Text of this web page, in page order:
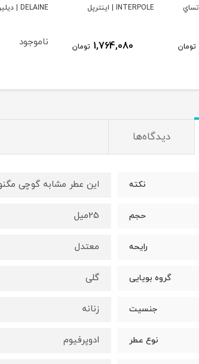
تومان
INTERPOLE | اينترپل
1,764,080 تومان
DELAINE | ديلين
ناموجود
دیدگاه‌ها
نكته اين عطر مشابه گوچى
حجم 25ميل
رايحه معتدل
گروه بويايى گلى
جنسيت زنانه
نوع عطر ادوپرفيوم